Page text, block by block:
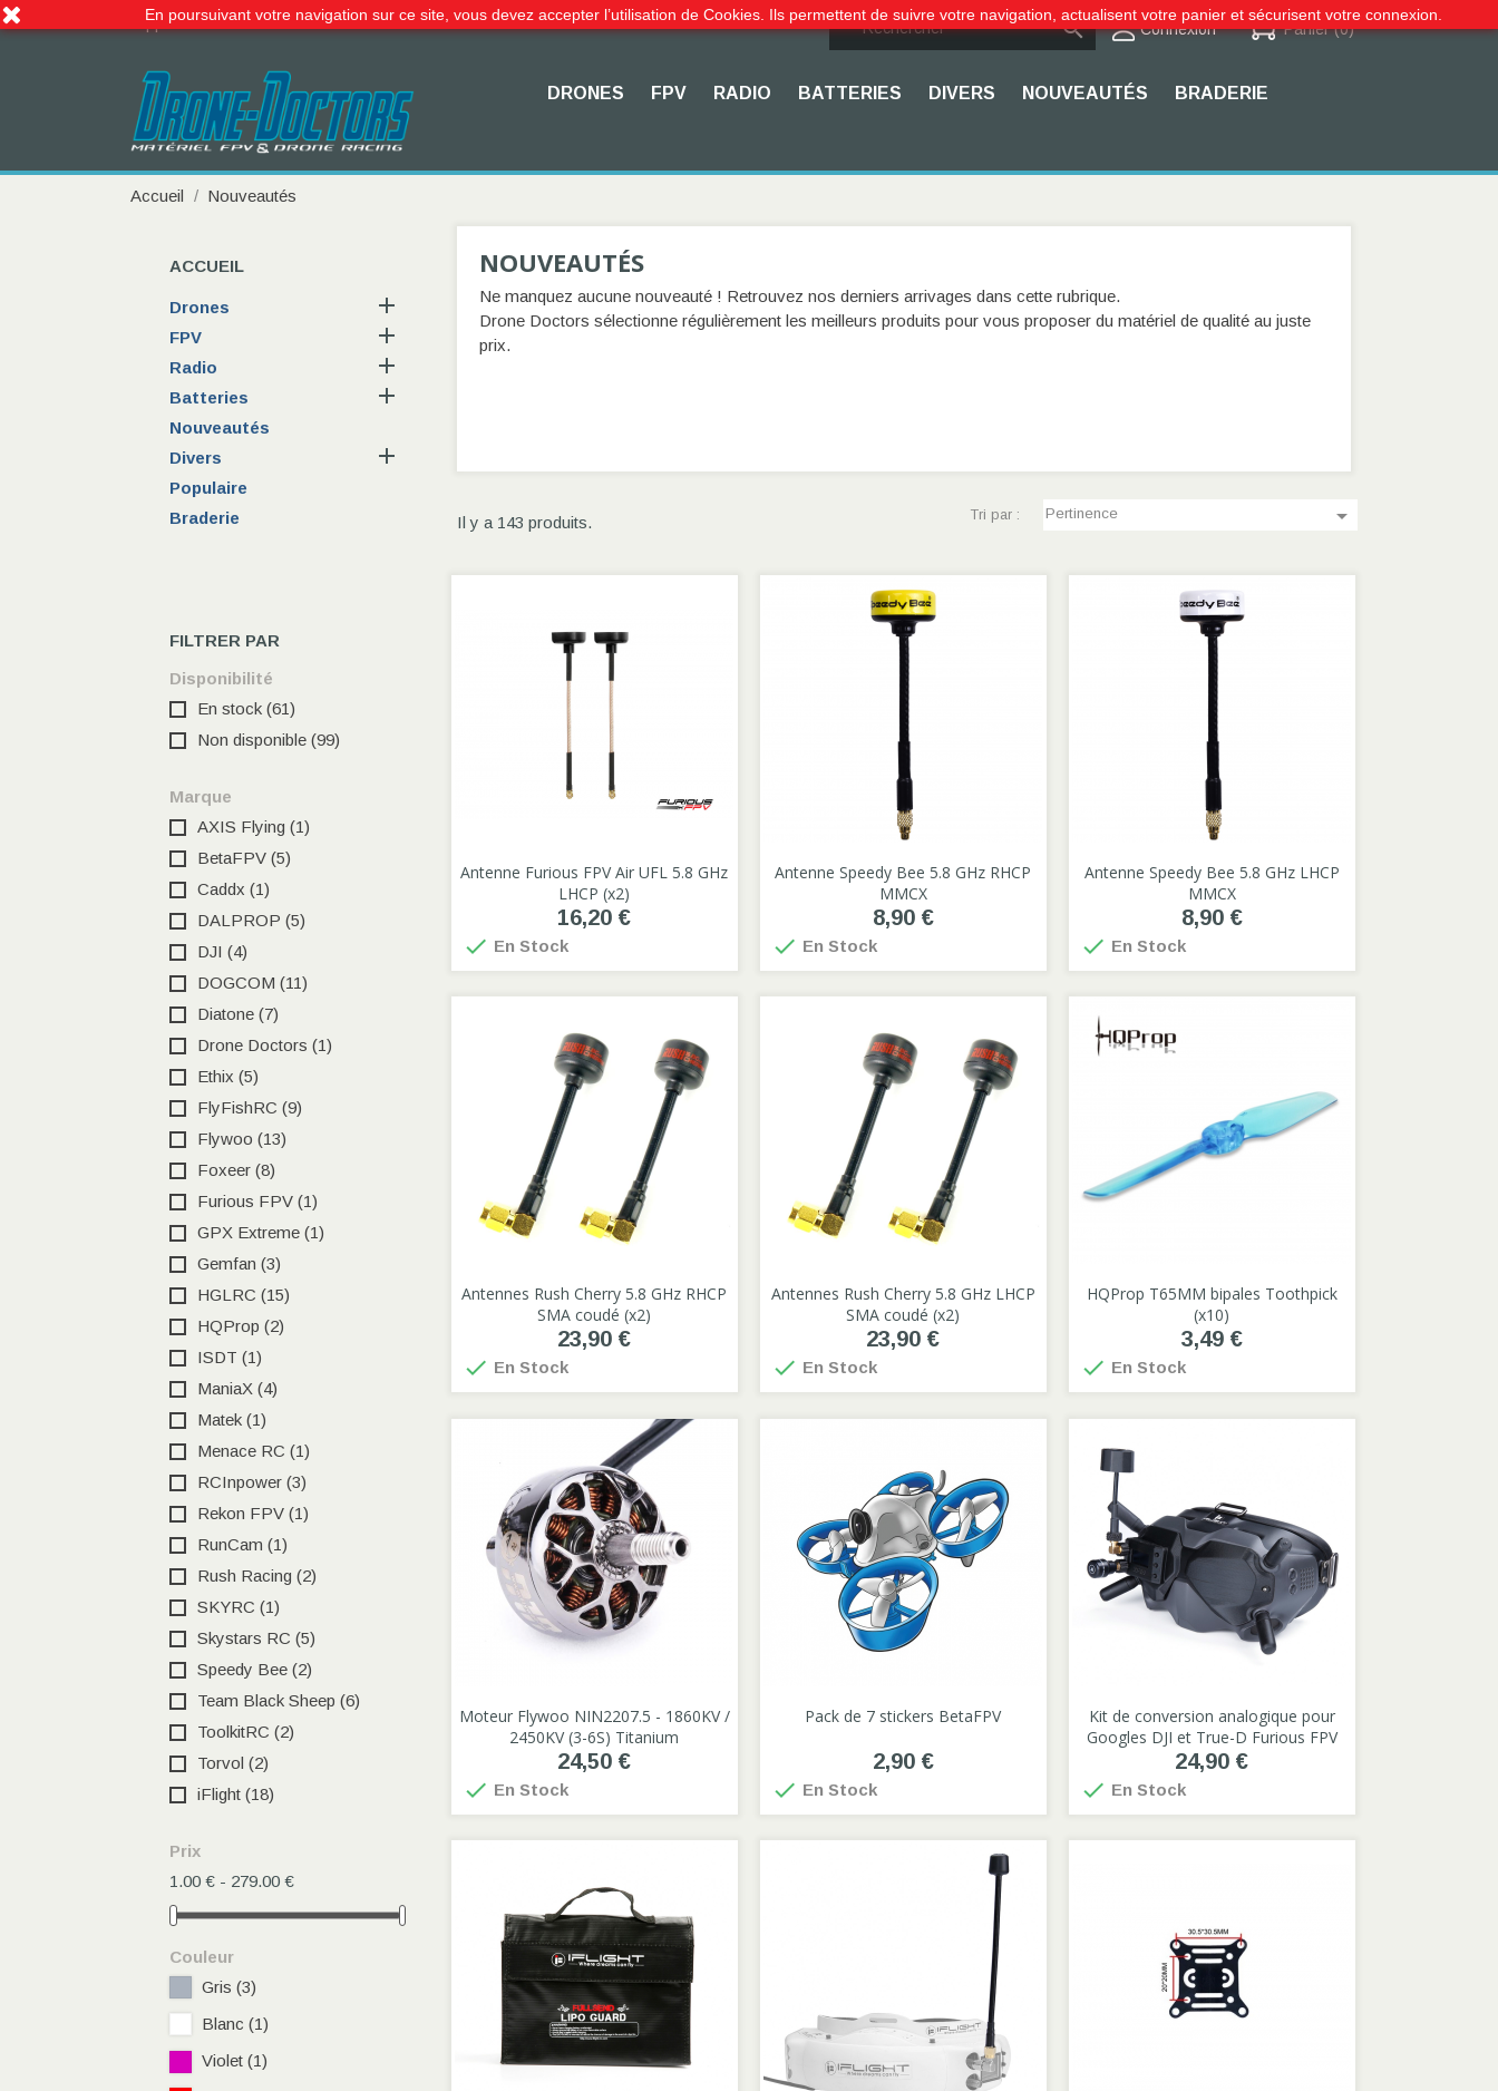
Appelez-nous :09 51 99 06 66  Connexion Panier (0)
DRONES FPV RADIO BATTERIES DIVERS NOUVEAUTÉS BRADERIE
Accueil Nouveautés
ACCUEIL
Drones 
FPV 
Radio 
Batteries 
Nouveautés
Divers

Populaire
Braderie
FILTRER PAR
Disponibilité
En stock (61)
Non disponible (99)
Marque
AXIS Flying (1)
BetaFPV (5)
Caddx (1)
DALPROP (5)
DJI (4)
DOGCOM (11)
Diatone (7)
Drone Doctors (1)
Ethix (5)
FlyFishRC (9)
Flywoo (13)
Foxeer (8)
Furious FPV (1)
GPX Extreme (1)
Gemfan (3)
HGLRC (15)
HQProp (2)
ISDT (1)
ManiaX (4)
Matek (1)
Menace RC (1)
RCInpower (3)
Rekon FPV (1)
RunCam (1)
Rush Racing (2)
SKYRC (1)
Skystars RC (5)
Speedy Bee (2)
Team Black Sheep (6)
ToolkitRC (2)
Torvol (2)
iFlight (18)
Prix
1.00 € - 279.00 €
Couleur
Gris (3)
Blanc (1)
Violet (1)
NOUVEAUTÉS
Ne manquez aucune nouveauté ! Retrouvez nos derniers arrivages dans cette rubrique.
Drone Doctors sélectionne régulièrement les meilleurs produits pour vous proposer du matériel de qualité au juste
prix.
Il y a 143 produits. Tri par : Pertinence 

Antenne Furious FPV Air UFL 5.8 GHz
LHCP (x2)
16,20 €
 En Stock

Antenne Speedy Bee 5.8 GHz RHCP
MMCX
8,90 €
 En Stock

Antenne Speedy Bee 5.8 GHz LHCP
MMCX
8,90 €
 En Stock

Antennes Rush Cherry 5.8 GHz RHCP
SMA coudé (x2)
23,90 €
 En Stock

Antennes Rush Cherry 5.8 GHz LHCP
SMA coudé (x2)
23,90 €
 En Stock

Gris VioletOrange
HQProp T65MM bipales Toothpick
(x10)
3,49 €
 En Stock

Moteur Flywoo NIN2207.5 - 1860KV /
2450KV (3-6S) Titanium
24,50 €
 En Stock

Pack de 7 stickers BetaFPV
2,90 €
 En Stock

Kit de conversion analogique pour
Googles DJI et True-D Furious FPV
24,90 €
 En Stock
En poursuivant votre navigation sur ce site, vous devez accepter l’utilisation de Cookies. Ils permettent de suivre votre navigation, actualisent votre panier et sécurisent votre connexion.